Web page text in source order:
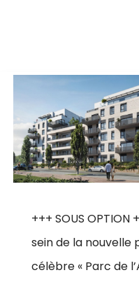
+++ SOUS OPTION
sein de la nouvelle
célèbre « Parc de